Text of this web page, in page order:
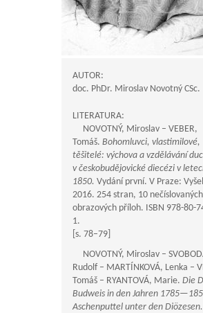
AUTOR:
doc. PhDr. Miroslav Novotný CSc.
LITERATURA:
NOVOTNÝ, Miroslav – VEBER,
Tomáš. Bohomluvci, vlastimilové,
těšitelé: výchova a vzdělávání
v českobudějovické diecézi v
1850. Vydání první. V Praze:
2016. 254 stran, 10
obrazových příloh. ISBN 978-80-
1.
[s. 78–79]
NOVOTNÝ, Miroslav –
Rudolf – MARTÍNKOVÁ, Lenka –
Tomáš – RYANTOVÁ, Marie. Die
Budweis in den Jahren
Aschenputtel unter den Diözesen.